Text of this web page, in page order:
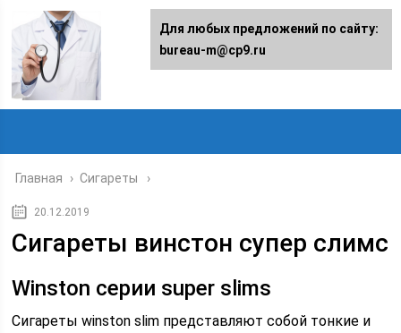
Главная › Сигареты
20.12.2019
Сигареты винстон супер слимс
Winston серии super slims
Сигареты winston slim представляют собой тонкие и
Для любых предложений по сайту:
bureau-m@cp9.ru